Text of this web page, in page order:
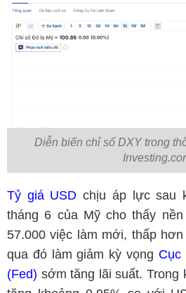
Diễn biến chỉ số DXY trong
Tỷ giá USD chịu áp lực sau
tháng 6 của Mỹ cho thấy
57.000 việc làm mới, thấp
qua đó làm giảm kỳ vọng Cục
(Fed) sớm tăng lãi suất. Trong